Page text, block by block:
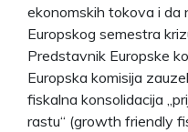
ekonomskih tokova i da
Europskog semestra
Predstavnik Europske
Europska komisija
fiskalna konsolidacija
rastu“ (growth friendly